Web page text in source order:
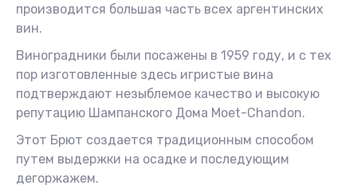
производится большая часть всех аргентинских
вин.
Виноградники были посажены в 1959 году, и с тех
пор изготовленные здесь игристые вина
подтверждают незыблемое качество и высокую
репутацию Шампанского Дома Moet-Chandon.
Этот Брют создается традиционным способом
путем выдержки на осадке и последующим
дегоржажем.